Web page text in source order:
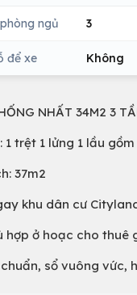
ngủ 3
để xe Không
NHẤT 34M2 3
1 trệt 1 lửng 1 lầu gồm
37m2
khu dân cư
hợp ở hoạc cho thuê
sổ vuông vức,